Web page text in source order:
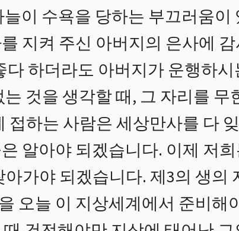
이 수욕을 당하는 부끄러움이
지켜 주신 아버지의 은사에
다 하더라도 아버지가 운행하
것을 생각할 때, 그 자리를
접하는 사람은 세상만사를 다
알아야 되겠습니다. 이제 저
가야 되겠습니다. 제3의 생의
오늘 이 지상세계에서 준비해